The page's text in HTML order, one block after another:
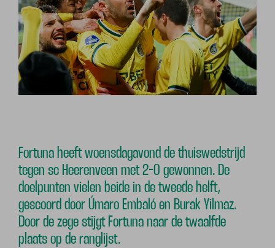
Fortuna heeft woensdagavond de thuiswedstrijd
tegen sc Heerenveen met 2-0 gewonnen. De
doelpunten vielen beide in de tweede helft,
gescoord door Úmaro Embaló en Burak Yilmaz.
Door de zege stijgt Fortuna naar de twaalfde
plaats op de ranglijst.